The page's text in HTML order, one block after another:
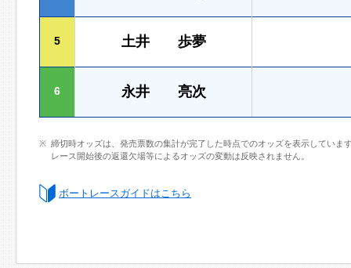
5 土井 歩夢
6 永井 亮次
締切時オッズは、発売票数の集計が完了した時点でのオッズを表示していま
レース開始後の返還欠場等によるオッズの変動は反映されません。
ボートレースガイドはこちら